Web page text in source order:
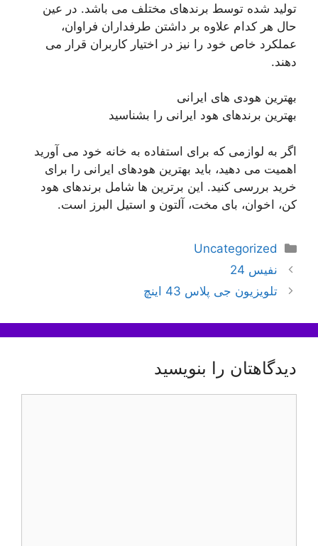
تولید شده توسط برندهای مختلف می باشد. در عین
حال هر کدام علاوه بر داشتن طرفداران فراوان،
عملکرد خاص خود را نیز در اختیار کاربران قرار می
دهند.
بهترین هودی های ایرانی
بهترین برندهای هود ایرانی را بشناسید
اگر به لوازمی که برای استفاده به خانه خود می آورید
اهمیت می دهید، باید بهترین هودهای ایرانی را برای
خرید بررسی کنید. این برترین ها شامل برندهای هود
کن، اخوان، بای مخت، آلتون و استیل البرز است.
دسته‌ها
Uncategorized
ناوبری
نوشته‌ها
نفیس 24
تلویزیون جی پلاس 43 اینچ
دیدگاهتان را بنویسید